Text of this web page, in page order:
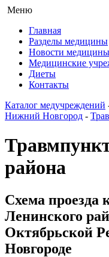
Меню
Главная
Разделы медицины
Новости медицины
Медицинские
Диеты
Контакты
Каталог медучреждений
Нижний Новгород -
района
Схема проезда
Ленинского
Октябрьской
Новгороде